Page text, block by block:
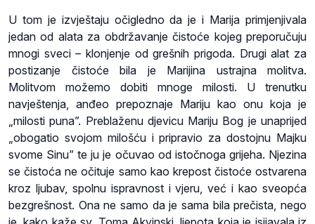
U tom je izvještaju očigledno da je i Marija primjenjivala
jedan od alata za obdržavanje čistoće kojeg preporučuju
mnogi sveci – klonjenje od grešnih prigoda. Drugi alat za
postizanje čistoće bila je Marijina ustrajna molitva.
Molitvom možemo dobiti mnoge milosti. U trenutku
navještenja, anđeo prepoznaje Mariju kao onu koja je
„milosti puna”. Preblaženu djevicu Mariju Bog je unaprijed
„obogatio svojom milošću i pripravio za dostojnu Majku
svome Sinu” te ju je očuvao od istočnoga grijeha. Njezina
se čistoća ne očituje samo kao krepost čistoće ostvarena
kroz ljubav, spolnu ispravnost i vjeru, već i kao sveopća
bezgrešnost. Ona ne samo da je sama bila prečista, nego